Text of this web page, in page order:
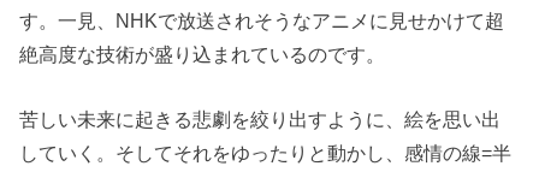
す。一見、NHKで放送されそうなアニメに見せかけて超
絶高度な技術が盛り込まれているのです。
苦しい未来に起きる悲劇を絞り出すように、絵を思い出
していく。そしてそれをゆったりと動かし、感情の線=半